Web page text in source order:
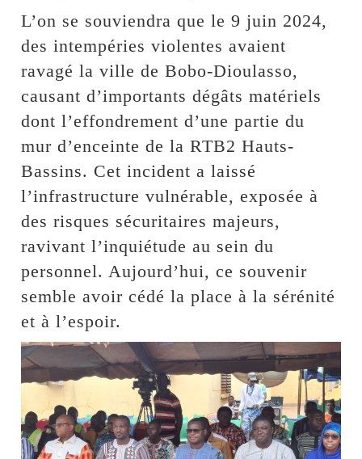
L’on se souviendra que le 9 juin 2024,
des intempéries violentes avaient
ravagé la ville de Bobo-Dioulasso,
causant d’importants dégâts matériels
dont l’effondrement d’une partie du
mur d’enceinte de la RTB2 Hauts-
Bassins. Cet incident a laissé
l’infrastructure vulnérable, exposée à
des risques sécuritaires majeurs,
ravivant l’inquiétude au sein du
personnel. Aujourd’hui, ce souvenir
semble avoir cédé la place à la sérénité
et à l’espoir.